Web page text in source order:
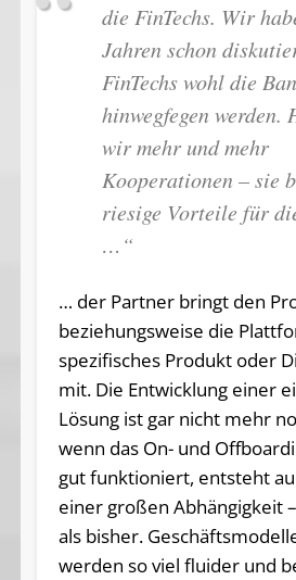
die FinTechs. Wir
Jahren schon
FinTechs wohl die
hinwegfegen werden.
wir mehr und mehr
Kooperationen – sie
riesige Vorteile für
…“
… der Partner bringt den
beziehungsweise die
spezifisches Produkt oder
mit. Die Entwicklung einer
Lösung ist gar nicht mehr
wenn das On- und
gut funktioniert, entsteht
einer großen Abhängigkeit
als bisher.
werden so viel fluider und